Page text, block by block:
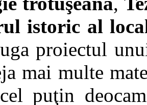
istoric al
proiectul
mai multe
puţin